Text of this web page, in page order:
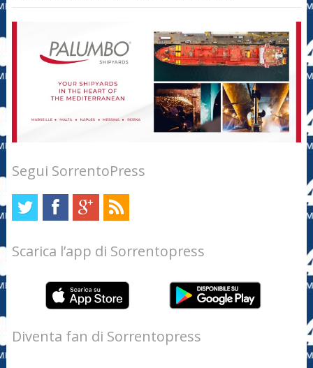
Segui SorrentoPress
Scarica l’app di Sorrentopress
Diventa fan di Sorrentopress